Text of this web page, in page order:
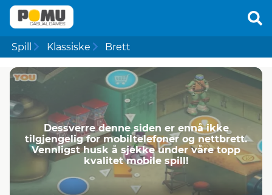
Spill Klassiske Brett
Dessverre denne siden er ennå ikke
tilgjengelig for mobiltelefoner og nettbrett.
Vennligst husk å sjekke under våre topp
kvalitet mobile spill!